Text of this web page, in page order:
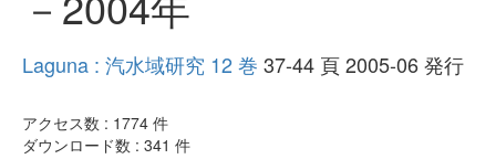
Laguna : 汽水域研究 12 巻 37-44 頁 2005-06 発行
アクセス数 : 1774 件
ダウンロード数 : 341 件